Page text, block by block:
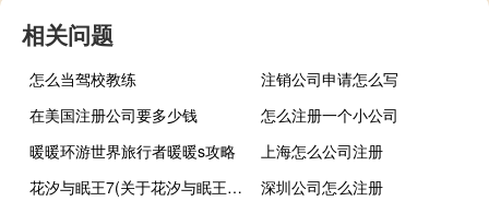
相关问题
怎么当驾校教练
注销公司申请怎么写
在美国注册公司要多少钱
怎么注册一个小公司
暖暖环游世界旅行者暖暖s攻略
上海怎么公司注册
花汐与眠王7(关于花汐与眠王7简述)
深圳公司怎么注册